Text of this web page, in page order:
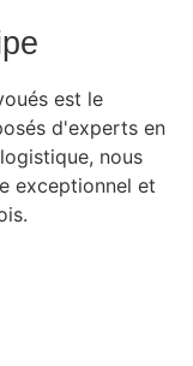
est le
d'experts en
nous
exceptionnel et